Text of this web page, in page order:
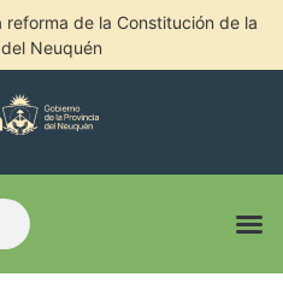
reforma de la Constitución de la
Neuquén